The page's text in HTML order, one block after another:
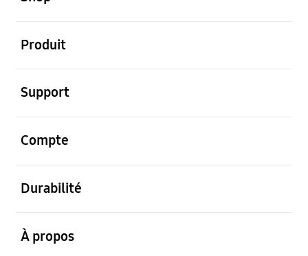
Produit
Support
Compte
Durabilité
À propos